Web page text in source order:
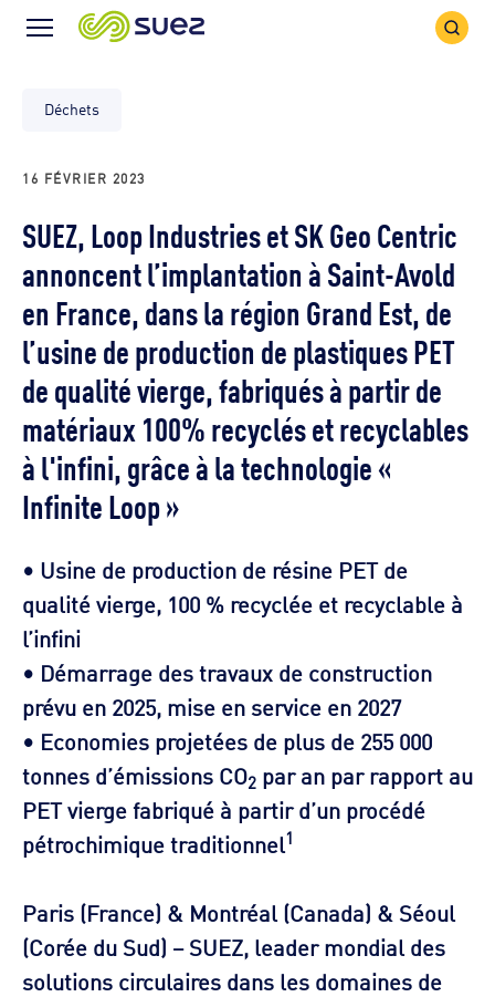
Icône
Icône
Déchets
16 FÉVRIER 2023
SUEZ, Loop Industries et SK Geo Centric
annoncent l’implantation à Saint-Avold
en France, dans la région Grand Est, de
l’usine de production de plastiques PET
de qualité vierge, fabriqués à partir de
matériaux 100% recyclés et recyclables
à l'infini, grâce à la technologie «
Infinite Loop »
• Usine de production de résine PET de
qualité vierge, 100 % recyclée et recyclable à
l’infini
• Démarrage des travaux de construction
prévu en 2025, mise en service en 2027
• Economies projetées de plus de 255 000
tonnes d’émissions CO2 par an par rapport au
PET vierge fabriqué à partir d’un procédé
pétrochimique traditionnel1
Paris (France) & Montréal (Canada) & Séoul
(Corée du Sud) – SUEZ, leader mondial des
solutions circulaires dans les domaines de